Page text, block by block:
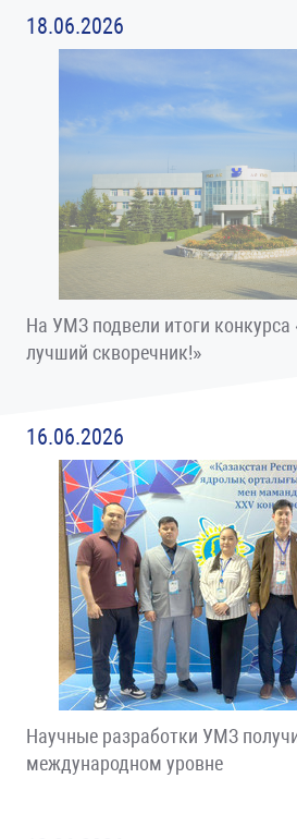
18.06.2026
На УМЗ подвели итоги конкурса
лучший скворечник!»
16.06.2026
Научные разработки УМЗ
международном уровне